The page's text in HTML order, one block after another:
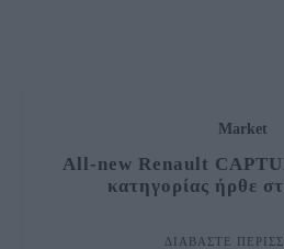
Market
All-new Renault
κατηγορίας ήρθε
ΔΙΑΒΆΣΤΕ